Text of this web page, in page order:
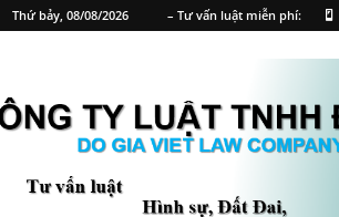
Thứ bảy, 08/08/2026 – Tư vấn luật miễn phí: